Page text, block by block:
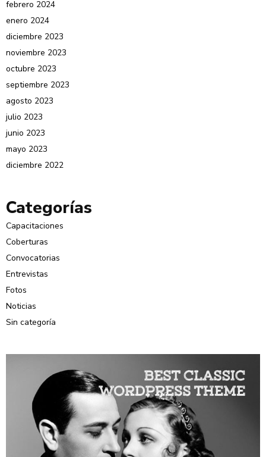
febrero 2024
enero 2024
diciembre 2023
noviembre 2023
octubre 2023
septiembre 2023
agosto 2023
julio 2023
junio 2023
mayo 2023
diciembre 2022
Categorías
Capacitaciones
Coberturas
Convocatorias
Entrevistas
Fotos
Noticias
Sin categoría